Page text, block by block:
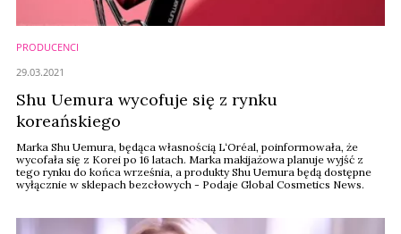
PRODUCENCI
Shu Uemura wycofuje się z rynku
koreańskiego
Marka Shu Uemura, będąca własnością L‘Oréal, poinformowała, że
wycofała się z Korei po 16 latach. Marka makijażowa planuje wyjść z
tego rynku do końca września, a produkty Shu Uemura będą dostępne
wyłącznie w sklepach bezcłowych - Podaje Global Cosmetics News.
29.03.2021